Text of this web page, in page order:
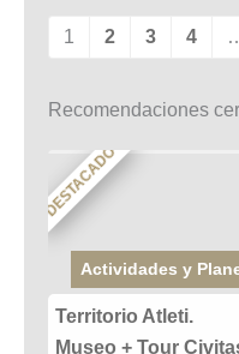
1 2 3 4
Recomendaciones
DESTACADO
Actividades y
Territorio Atleti.
Museo + Tour